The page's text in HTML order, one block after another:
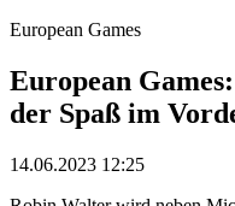
European Games
European
der Spaß im
14.06.2023 12:25